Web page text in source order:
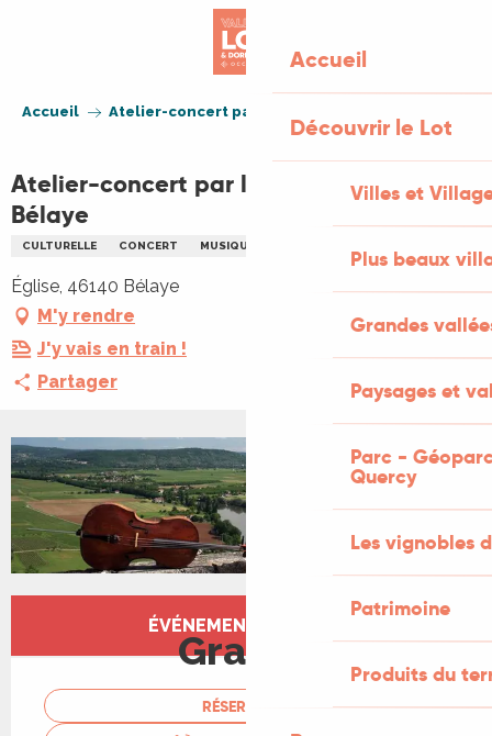
Accueil
Découvrir le Lot
Villes et
Plus beaux
Grandes
Paysages et
Parc -
Quercy
Les vignobles
Patrimoine
Produits du
Accueil Atelier-concert par les Rencontres de Bélaye
Atelier-concert par les Rencontres de
Bélaye
CULTURELLE CONCERT MUSIQUE CLASSIQUE
Église, 46140 Bélaye
M'y rendre
J'y vais en train !
Partager
Ouverture et coordonnées
ÉVÉNEMENT TERMINÉ
Gratuit
RÉSERVER